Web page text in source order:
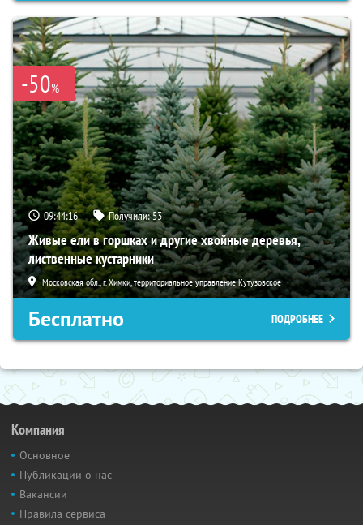
-50%
09:44:15 Получили:53
Живые ели в горшках и другие хвойные деревья,
лиственные кустарники
Московская обл., г. Химки, территориальное управление Кутузовское
Бесплатно ПОДРОБНЕЕ
Компания
Основное
Публикации о нас
Вакансии
Правила сервиса